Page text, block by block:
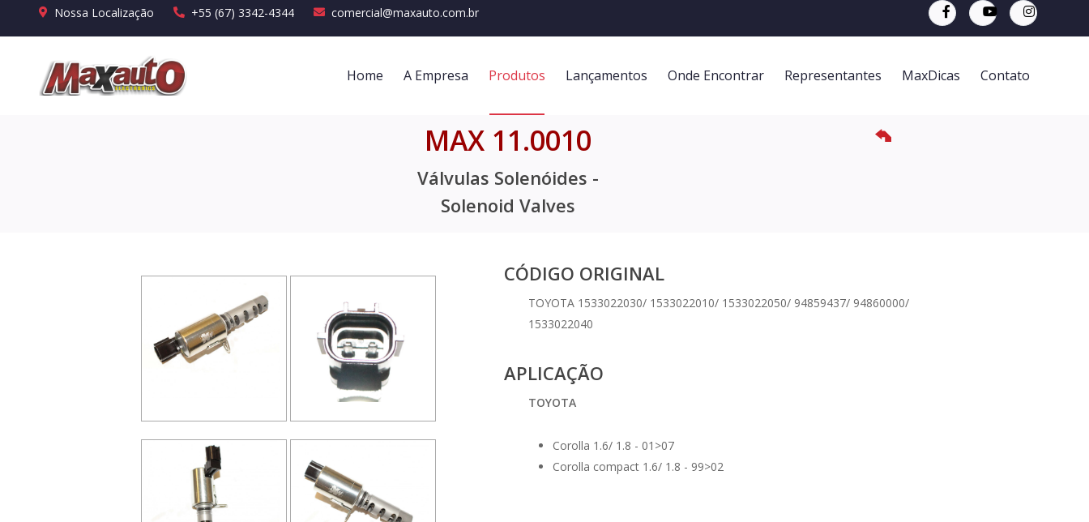
Nossa Localização +55 (67) 3342-4344 comercial@maxauto.com.br
Home A Empresa Produtos Lançamentos Onde Encontrar Representantes MaxDicas Contato
MAX 11.0010
Válvulas Solenóides -
Solenoid Valves
CÓDIGO ORIGINAL
TOYOTA 1533022030/ 1533022010/ 1533022050/ 94859437/ 94860000/
1533022040
APLICAÇÃO
TOYOTA
Corolla 1.6/ 1.8 - 01>07
Corolla compact 1.6/ 1.8 - 99>02